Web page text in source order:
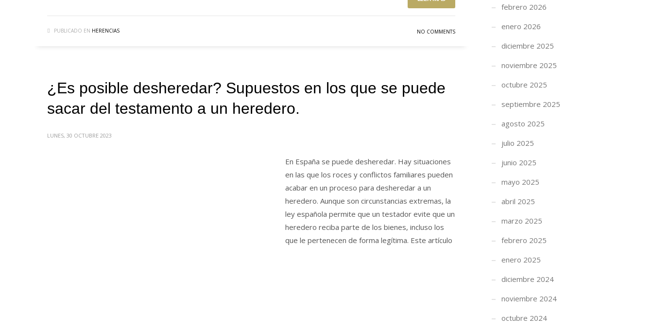
PUBLICADO EN HERENCIAS NO COMMENTS
¿Es posible desheredar? Supuestos en los que se puede
sacar del testamento a un heredero.
LUNES, 30 OCTUBRE 2023
En España se puede desheredar. Hay situaciones
en las que los roces y conflictos familiares pueden
acabar en un proceso para desheredar a un
heredero. Aunque son circunstancias extremas, la
ley española permite que un testador evite que un
heredero reciba parte de los bienes, incluso los
que le pertenecen de forma legítima. Este artículo
febrero 2026
enero 2026
diciembre 2025
noviembre 2025
octubre 2025
septiembre 2025
agosto 2025
julio 2025
junio 2025
mayo 2025
abril 2025
marzo 2025
febrero 2025
enero 2025
diciembre 2024
noviembre 2024
octubre 2024